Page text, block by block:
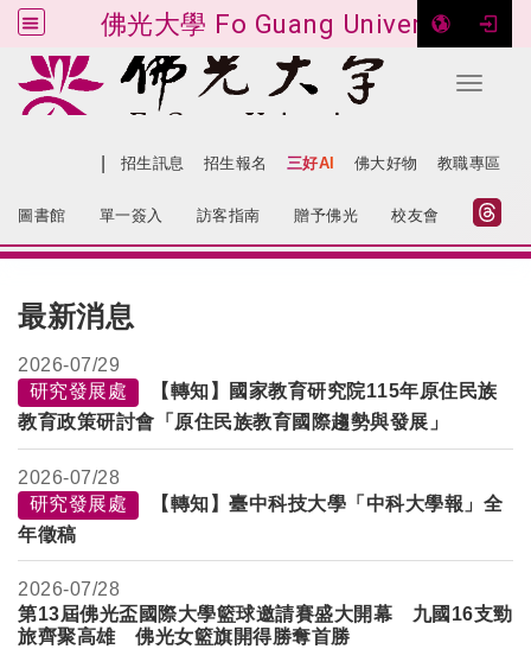
佛光大學 Fo Guang University
Toggle
跳到主要內容
招生訊息 招生報名 三好AI 佛大好物 教職專區
圖書館 單一簽入 訪客指南 贈予佛光 校友會
最新消息
2026-07/29
研究發展處
【轉知】國家教育研究院115年原住民族
教育政策研討會「原住民族教育國際趨勢與發展」
2026-07/28
研究發展處
【轉知】臺中科技大學「中科大學報」全
年徵稿
2026-07/28
第13屆佛光盃國際大學籃球邀請賽盛大開幕 九國16支勁
旅齊聚高雄 佛光女籃旗開得勝奪首勝